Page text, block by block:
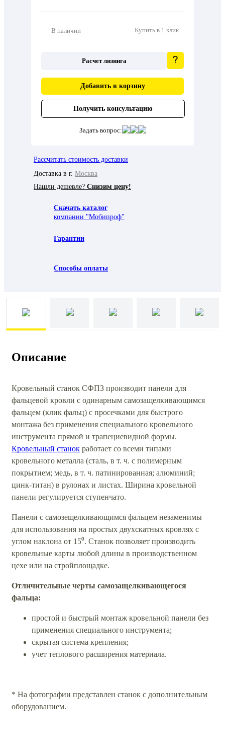
В наличии Купить в 1 клик
Расчет лизинга
Добавить в корзину
Получить консультацию
Задать вопрос:
Рассчитать стоимость доставки
Доставка в г. Москва
Нашли дешевле? Снизим цену!
Скачать каталог
компании "Мобипроф"
Гарантии
Способы оплаты
Описание
Кровельный станок СФПЗ производит панели для
фальцевой кровли с одинарным самозащелкивающимся
фальцем (клик фальц) с просечками для быстрого
монтажа без применения специального кровельного
инструмента прямой и трапециевидной формы.
Кровельный станок работает со всеми типами
кровельного металла (сталь, в т. ч. с полимерным
покрытием; медь, в т. ч. патинированная; алюминий;
цинк-титан) в рулонах и листах. Ширина кровельной
панели регулируется ступенчато.
Панели с самозещелкивающимся фальцем незаменимы
для использования на простых двухскатных кровлях с
углом наклона от 15⁰. Станок позволяет производить
кровельные карты любой длины в производственном
цехе или на стройплощадке.
Отличительные черты самозащелкивающегося
фальца:
простой и быстрый монтаж кровельной панели без
применения специального инструмента;
скрытая система крепления;
учет теплового расширения материала.
* На фотографии представлен станок с дополнительным
оборудованием.